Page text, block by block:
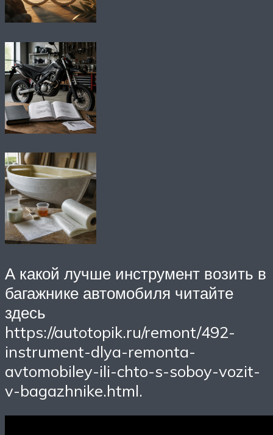
А какой лучше инструмент возить в
багажнике автомобиля читайте
здесь
https://autotopik.ru/remont/492-
instrument-dlya-remonta-
avtomobiley-ili-chto-s-soboy-vozit-
v-bagazhnike.html.